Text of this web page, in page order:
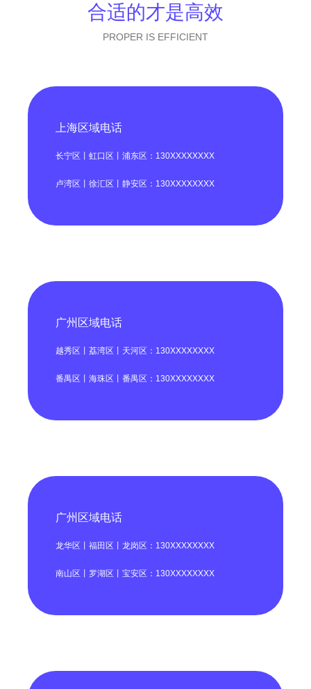
合适的才是高效
PROPER IS EFFICIENT
上海区域电话
长宁区丨虹口区丨浦东区：130XXXXXXXX
卢湾区丨徐汇区丨静安区：130XXXXXXXX
广州区域电话
越秀区丨荔湾区丨天河区：130XXXXXXXX
番禺区丨海珠区丨番禺区：130XXXXXXXX
广州区域电话
龙华区丨福田区丨龙岗区：130XXXXXXXX
南山区丨罗湖区丨宝安区：130XXXXXXXX